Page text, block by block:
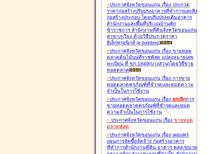
>ประกาศจังหวัดขอนแก่น เรื่อง ประกวด
ราคาก่อสร้างปรับปรุงอาคารที่ทำการและสิ่ง
ก่อสร้างประกอบ โดยปรับปรุง่อเติมอาคาร
สำนักงานและพื้นที่บริเวณบ้านพัก
ข้าราชการ สำนักงานที่ดินจังหวัดขอนแก่น
สาขาภูเวียง ด้วยวิธีประกวดราคา
อิเล็กทรอนิกส์ (e-bidding)
>ประกาศจังหวัดขอนแก่น เรื่อง ขายทอด
ตลาดต้นไม้บนที่ราชพัสดุ แปลงหมายเลข
ทะเบียน ที่ ขก.1849(บางส่วน)โดยวิธีขาย
ทอดตลาด
>ประกาศจังหวัดขอนแก่น เรื่อง การขาย
ทอดตลาดครุภัณฑ์ที่ชำรุดและหมดความ
จำเป็นในการใช้งาน
>ประกาศจังหวัดขอนแก่น เรื่อง ยกเลิกการ
ขายทอดตลาดครุภัณฑ์ที่ชำรุดและหมด
ความจำเป็นในการใช้งาน
> ประกาศจังหวัดขอนแก่น เรื่อง ขายทอด
ตลาดพัสดุ
>ประกาศจังหวัดขอนแก่น เรื่อง เผยแพร่
แผนการจัดซื้อจัดจ้าง ก่อสร้างอาคาร
ที่ทำการสำนักงานที่ดิน อาคาร คสล.ขนาด